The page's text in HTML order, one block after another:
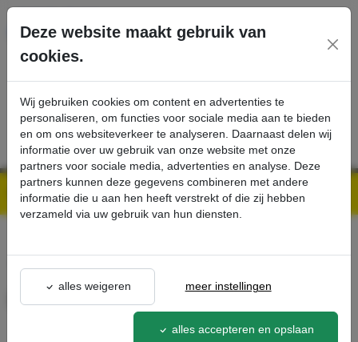
Ga direct naar de hoofdinhoud van deze pagina.
SERVICE PRODUCTEN CONTACT
Kärcher Professional Webshop | Scherpe prijzen & Snel geleverd Ons Assortiment Hose EVA DN40 5 m - Kärcher Professional Webshop
Hose EVA DN40 5 m
Deze website maakt gebruik van
cookies.
Wij gebruiken cookies om content en advertenties te
personaliseren, om functies voor sociale media aan te bieden
en om ons websiteverkeer te analyseren. Daarnaast delen wij
informatie over uw gebruik van onze website met onze
partners voor sociale media, advertenties en analyse. Deze
partners kunnen deze gegevens combineren met andere
informatie die u aan hen heeft verstrekt of die zij hebben
verzameld via uw gebruik van hun diensten.
alles weigeren meer instellingen
alles accepteren en opslaan